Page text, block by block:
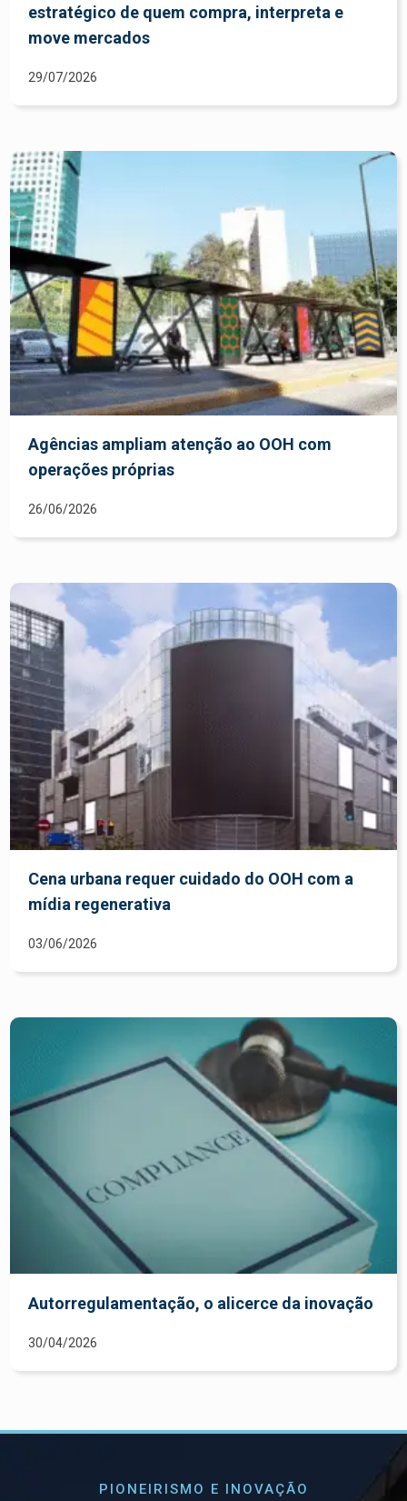
estratégico de quem compra, interpreta e
move mercados
29/07/2026
Agências ampliam atenção ao OOH com
operações próprias
26/06/2026
Cena urbana requer cuidado do OOH com a
mídia regenerativa
03/06/2026
Autorregulamentação, o alicerce da inovação
30/04/2026
PIONEIRISMO E INOVAÇÃO